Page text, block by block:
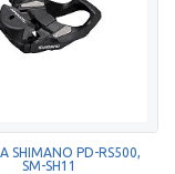
SHIMANO PD-RS500,
SM-SH11